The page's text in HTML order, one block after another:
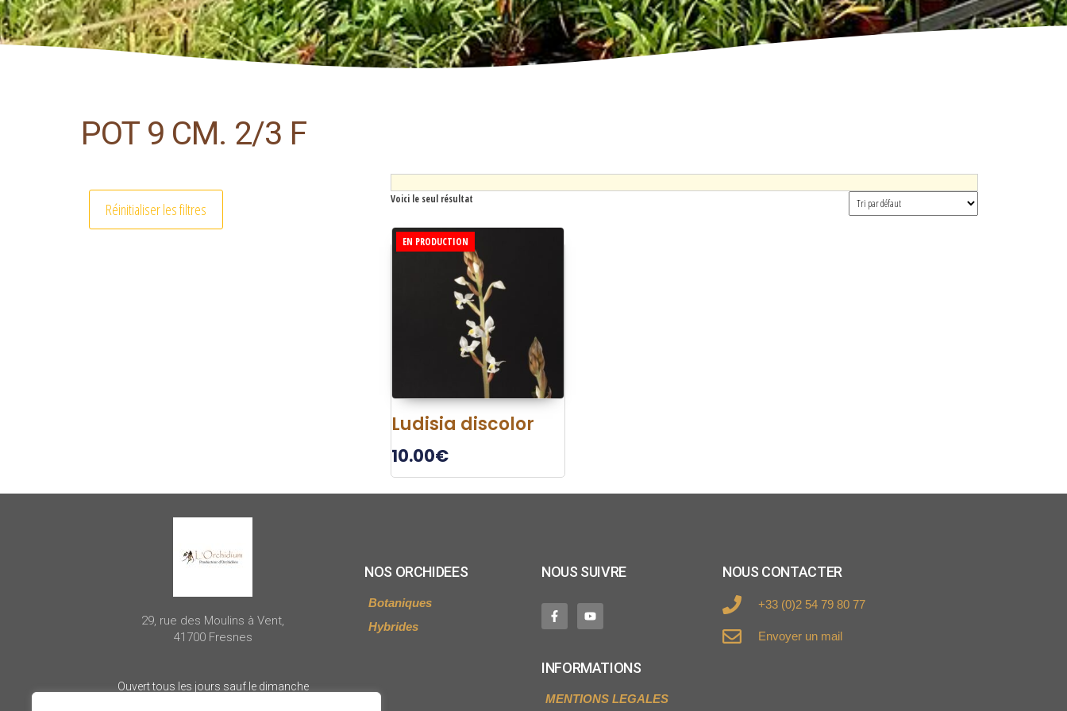
POT 9 CM. 2/3 F
Réinitialiser les filtres
Voici le seul résultat
EN PRODUCTION
Ludisia discolor
10.00€
29, rue des Moulins à Vent,
41700 Fresnes
Ouvert tous les jours sauf le dimanche
NOS ORCHIDEES
Botaniques
Hybrides
NOUS SUIVRE
INFORMATIONS
MENTIONS LEGALES
NOUS CONTACTER
+33 (0)2 54 79 80 77
Envoyer un mail